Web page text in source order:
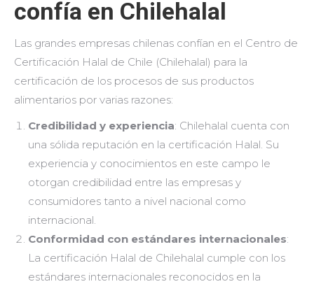
confía en Chilehalal
Las grandes empresas chilenas confían en el Centro de
Certificación Halal de Chile (Chilehalal) para la
certificación de los procesos de sus productos
alimentarios por varias razones:
Credibilidad y experiencia: Chilehalal cuenta con
una sólida reputación en la certificación Halal. Su
experiencia y conocimientos en este campo le
otorgan credibilidad entre las empresas y
consumidores tanto a nivel nacional como
internacional.
Conformidad con estándares internacionales:
La certificación Halal de Chilehalal cumple con los
estándares internacionales reconocidos en la